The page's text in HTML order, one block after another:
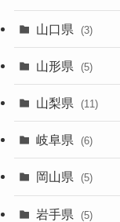
山口県 (3)
山形県 (5)
山梨県 (11)
岐阜県 (6)
岡山県 (5)
岩手県 (5)